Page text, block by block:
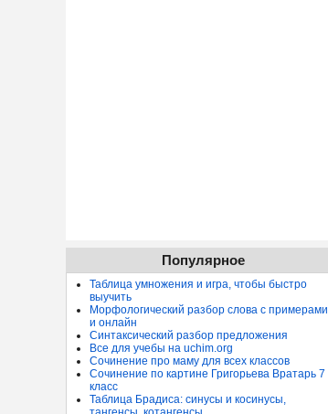
Популярное
Таблица умножения и игра, чтобы быстро
выучить
Морфологический разбор слова с примерами
и онлайн
Синтаксический разбор предложения
Все для учебы на uchim.org
Сочинение про маму для всех классов
Сочинение по картине Григорьева Вратарь 7
класс
Таблица Брадиса: синусы и косинусы,